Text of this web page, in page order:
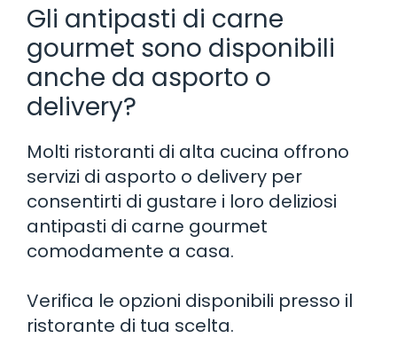
Gli antipasti di carne
gourmet sono disponibili
anche da asporto o
delivery?
Molti ristoranti di alta cucina offrono
servizi di asporto o delivery per
consentirti di gustare i loro deliziosi
antipasti di carne gourmet
comodamente a casa.
Verifica le opzioni disponibili presso il
ristorante di tua scelta.